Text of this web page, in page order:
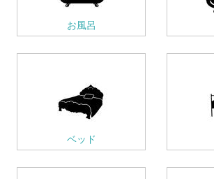
お風呂
ベッド